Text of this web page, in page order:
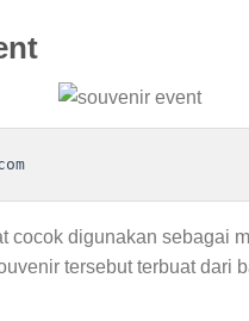
cocok digunakan sebagai
tersebut terbuat dari